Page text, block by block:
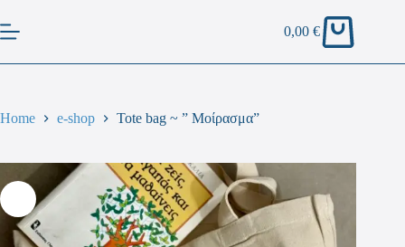
0,00€
Home e-shop Tote bag ~ ” Μοίρασμα”